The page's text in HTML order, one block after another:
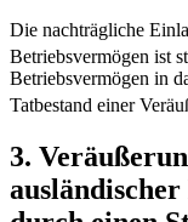
Die nachträgliche
Betriebsvermögen ist
Betriebsvermögen in
Tatbestand einer
3.